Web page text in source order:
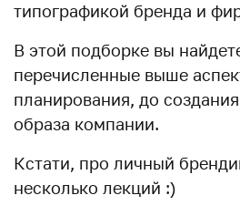
типографикой бренда и
В этой подборке вы
перечисленные выше
планирования, до
образа компании.
Кстати, про личный
несколько лекций :)